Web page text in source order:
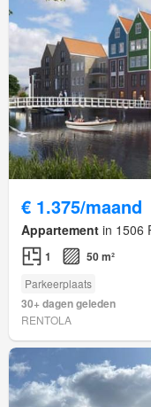
€ 1.375/maand
Appartement in 1506
1 50 m²
Parkeerplaats
30+ dagen geleden
RENTOLA